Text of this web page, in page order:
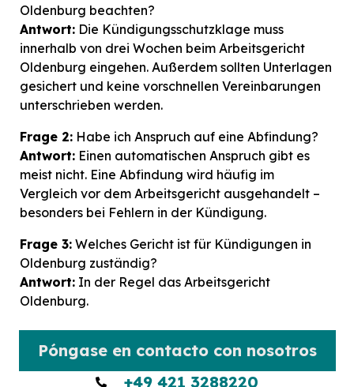
Oldenburg beachten?
Antwort: Die Kündigungsschutzklage muss
innerhalb von drei Wochen beim Arbeitsgericht
Oldenburg eingehen. Außerdem sollten Unterlagen
gesichert und keine vorschnellen Vereinbarungen
unterschrieben werden.
Frage 2: Habe ich Anspruch auf eine Abfindung?
Antwort: Einen automatischen Anspruch gibt es
meist nicht. Eine Abfindung wird häufig im
Vergleich vor dem Arbeitsgericht ausgehandelt –
besonders bei Fehlern in der Kündigung.
Frage 3: Welches Gericht ist für Kündigungen in
Oldenburg zuständig?
Antwort: In der Regel das Arbeitsgericht
Oldenburg.
Póngase en contacto con nosotros
+49 421 3288220